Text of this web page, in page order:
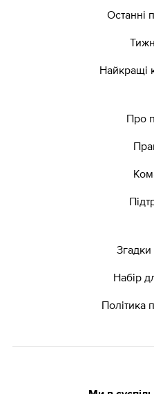
Останні
Найкращі
Про
Набір
Політика